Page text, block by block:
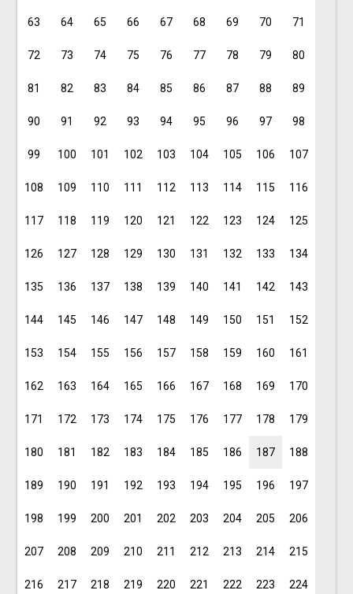
63 64 65 66 67 68 69 70 71
72 73 74 75 76 77 78 79 80
81 82 83 84 85 86 87 88 89
90 91 92 93 94 95 96 97 98
99 100 101 102 103 104 105 106 107
108 109 110 111 112 113 114 115 116
117 118 119 120 121 122 123 124 125
126 127 128 129 130 131 132 133 134
135 136 137 138 139 140 141 142 143
144 145 146 147 148 149 150 151 152
153 154 155 156 157 158 159 160 161
162 163 164 165 166 167 168 169 170
171 172 173 174 175 176 177 178 179
180 181 182 183 184 185 186 187 188
189 190 191 192 193 194 195 196 197
198 199 200 201 202 203 204 205 206
207 208 209 210 211 212 213 214 215
216 217 218 219 220 221 222 223 224